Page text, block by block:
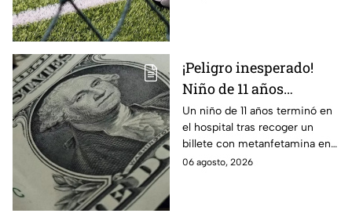
¡Peligro inesperado!
Niño de 11 años
termina en el hospital
tras recoger un billete
del suelo
Un niño de 11 años terminó en
el hospital tras recoger un
billete con metanfetamina en
Alabama. Autoridades
06 agosto, 2026